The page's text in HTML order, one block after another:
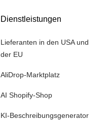
Dienstleistungen
Lieferanten in den USA und
der EU
AliDrop-Marktplatz
AI Shopify-Shop
KI-Beschreibungsgenerator